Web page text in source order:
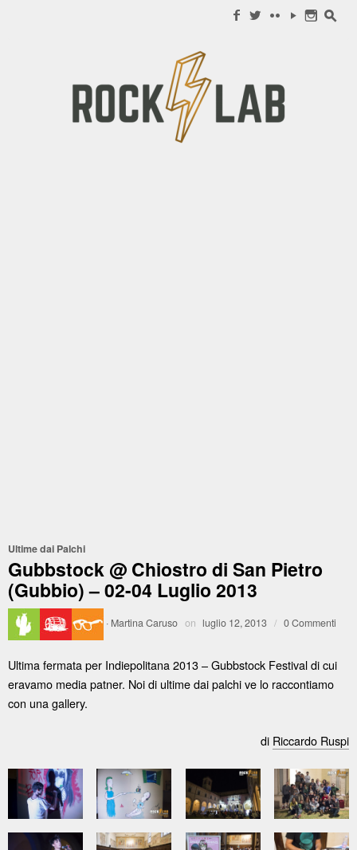
f w c y n s
Ultime dai Palchi
Gubbstock @ Chiostro di San Pietro
(Gubbio) – 02-04 Luglio 2013
· Martina Caruso on luglio 12, 2013 / 0 Commenti
Ultima fermata per Indiepolitana 2013 – Gubbstock Festival di cui
eravamo media patner. Noi di ultime dai palchi ve lo raccontiamo
con una gallery.
di Riccardo Ruspi